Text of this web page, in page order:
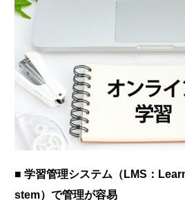
■ 学習管理システム（LMS：
stem）で管理が容易